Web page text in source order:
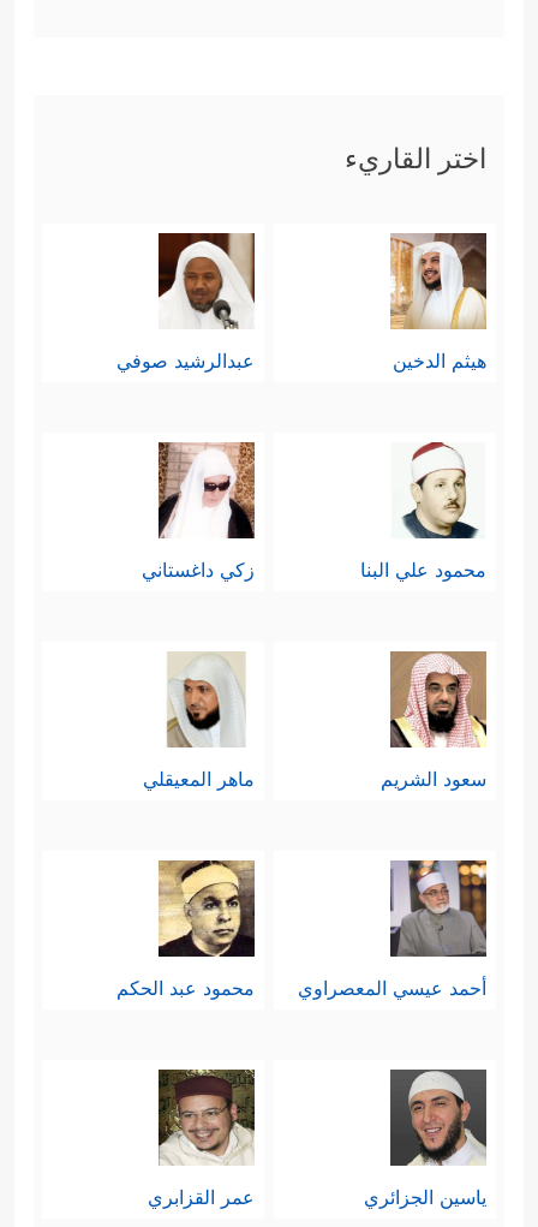
اختر القاريء
هيثم الدخين عبدالرشيد صوفي
محمود علي البنا زكي داغستاني
سعود الشريم ماهر المعيقلي
أحمد عيسي المعصراوي محمود عبد الحكم
ياسين الجزائري عمر القزابري